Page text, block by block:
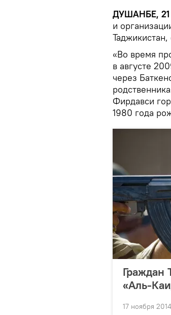
ДУШАНБЕ, 21
и
«Во время
в августе
через
Фирдавси
1980 года
Граждан
«Аль-
17 ноября